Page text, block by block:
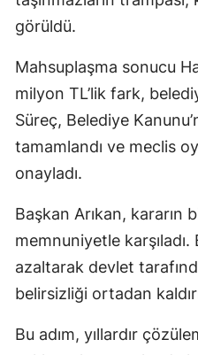
görüldü.
Mahsuplaşma sonucu
milyon TL’lik fark,
Süreç, Belediye
tamamlandı ve meclis
onayladı.
Başkan Arıkan, kararın
memnuniyetle
azaltarak devlet
belirsizliği ortadan
Bu adım, yıllardır